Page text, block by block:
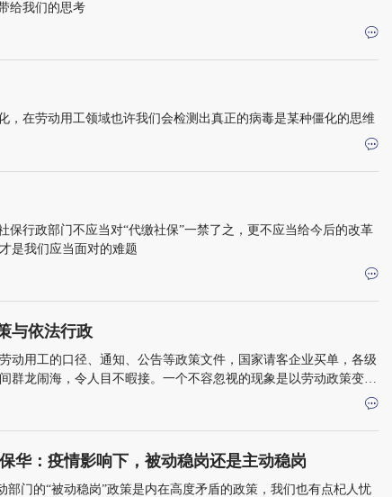
给我们的思考
，在劳动用工领域也许我们会检测出真正的病毒是某种僵化的思维
保行政部门不应当对“代缴社保”一禁了之，更不应当给今后的改革
是我们应当面对的难题
与依法行政
动用工的口径、通知、公告等政策文件，国家请客企业买单，各级
群龙闹海，令人目不暇接。一个不容忽视的现象是以劳动政策变相
华：疫情影响下，被动稳岗还是主动稳岗
部门的“被动稳岗”政策是内在高度矛盾的政策，我们也有点杞人忧